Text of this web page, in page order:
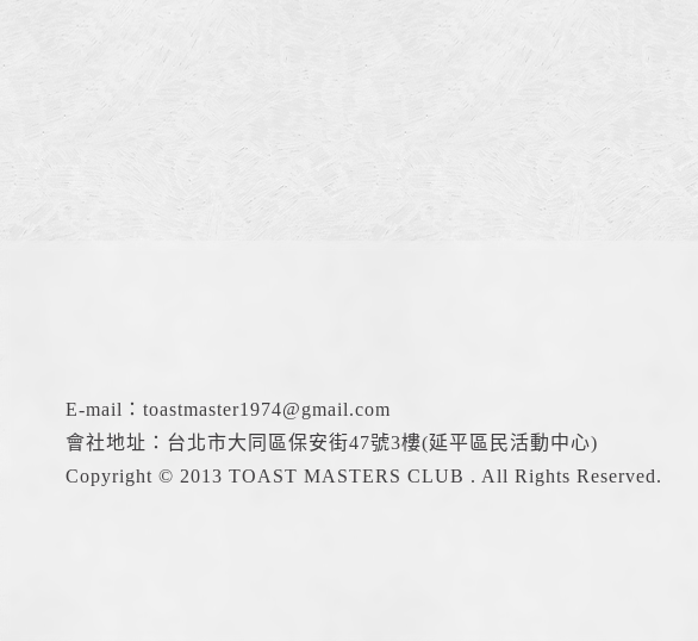
E-mail： toastmaster1974@gmail.com
會社地址：台北市大同區保安街47號3樓(延平區民活動中心)
Copyright © 2013 TOAST MASTERS CLUB . All Rights Reserved.